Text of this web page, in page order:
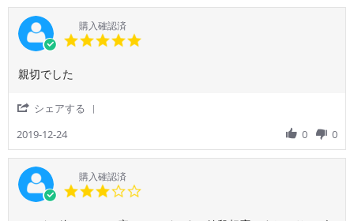
に
も
関
わ
ず
ー
ビ
レ
ベ
ル
を
保
25
Dec
2019
ね
ご
利
用
者
購入確認済
Review
ご
利
者
様
on
24
Dec
2019
review
親
切
し
た
親切でした
シェアする
by
ご
利
用
者
2019-12-24 0 0
購入確認済